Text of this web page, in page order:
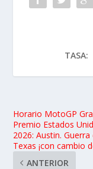
TASA:
Horario MotoGP
Premio Estados
2026: Austin. Guerra
Texas ¡con cambio
ANTERIOR